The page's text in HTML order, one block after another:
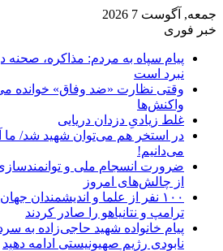
جمعه, آگوست 7 2026
خبر فوری
پیام سپاه به مردم: مذاکره، صحنه
نبرد است
وقتی نظارت «ضد وفاق» خوانده
واکنش‌ها
غلط زیادیِ دزدان دریایی
در استخر هم می‌توان شهید شد/ ما
می‌دانیم!
ضرورت انسجام ملی و توانمندسازی
از چالش‌های امروز
۱۰۰ نفر از علما و اندیشمندان
ترامپ و نتانیاهو را صادر کردند
پیام خانواده شهید حاجی‌زاده به
نابودی رژیم صهیونیستی ادامه دهید